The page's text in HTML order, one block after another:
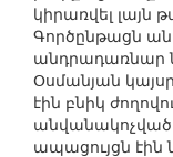
կիրառվել լայն
Գործընթացն
անդրադառնար
Օսմանյան
էին բնիկ
անվանակոչված
ապացույցն էին